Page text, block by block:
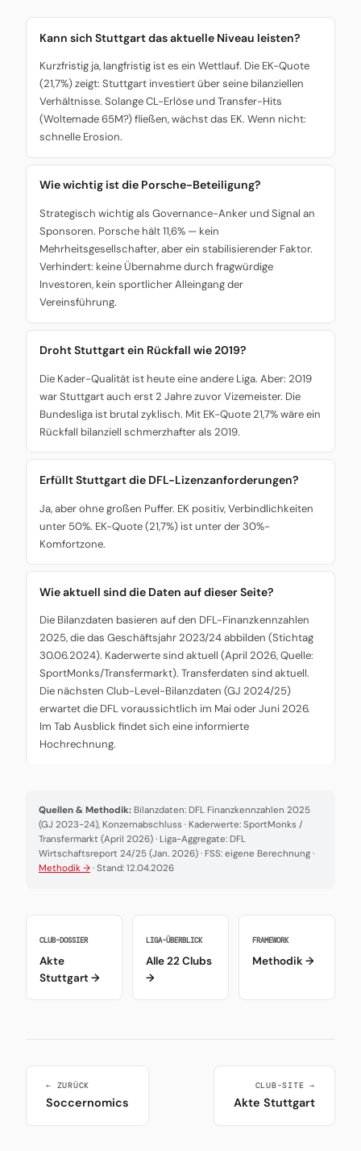
Kann sich Stuttgart das aktuelle Niveau leisten?
Kurzfristig ja, langfristig ist es ein Wettlauf. Die EK-Quote
(21,7%) zeigt: Stuttgart investiert über seine bilanziellen
Verhältnisse. Solange CL-Erlöse und Transfer-Hits
(Woltemade 65M?) fließen, wächst das EK. Wenn nicht:
schnelle Erosion.
Wie wichtig ist die Porsche-Beteiligung?
Strategisch wichtig als Governance-Anker und Signal an
Sponsoren. Porsche hält 11,6% — kein
Mehrheitsgesellschafter, aber ein stabilisierender Faktor.
Verhindert: keine Übernahme durch fragwürdige
Investoren, kein sportlicher Alleingang der
Vereinsführung.
Droht Stuttgart ein Rückfall wie 2019?
Die Kader-Qualität ist heute eine andere Liga. Aber: 2019
war Stuttgart auch erst 2 Jahre zuvor Vizemeister. Die
Bundesliga ist brutal zyklisch. Mit EK-Quote 21,7% wäre ein
Rückfall bilanziell schmerzhafter als 2019.
Erfüllt Stuttgart die DFL-Lizenzanforderungen?
Ja, aber ohne großen Puffer. EK positiv, Verbindlichkeiten
unter 50%. EK-Quote (21,7%) ist unter der 30%-
Komfortzone.
Wie aktuell sind die Daten auf dieser Seite?
Die Bilanzdaten basieren auf den DFL-Finanzkennzahlen
2025, die das Geschäftsjahr 2023/24 abbilden (Stichtag
30.06.2024). Kaderwerte sind aktuell (April 2026, Quelle:
SportMonks/Transfermarkt). Transferdaten sind aktuell.
Die nächsten Club-Level-Bilanzdaten (GJ 2024/25)
erwartet die DFL voraussichtlich im Mai oder Juni 2026.
Im Tab Ausblick findet sich eine informierte
Hochrechnung.
Quellen & Methodik: Bilanzdaten: DFL Finanzkennzahlen 2025
(GJ 2023-24), Konzernabschluss · Kaderwerte: SportMonks /
Transfermarkt (April 2026) · Liga-Aggregate: DFL
Wirtschaftsreport 24/25 (Jan. 2026) · FSS: eigene Berechnung ·
Methodik → · Stand: 12.04.2026
CLUB-DOSSIER
Akte
Stuttgart →
LIGA-ÜBERBLICK
Alle 22 Clubs
→
FRAMEWORK
Methodik →
← ZURÜCK
Soccernomics
CLUB-SITE →
Akte Stuttgart